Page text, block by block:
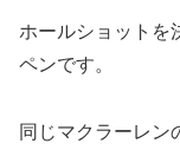
ホールショットを
ペンです。
同じマクラーレン